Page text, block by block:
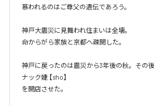
慕われるのはご尊父の遺伝であろう。
神戸大震災に見舞われ住まいは全壊。
命からがら家族と京都へ疎開した。
神戸に戻ったのは震災から3年後の秋。その
ナック婕 【sho】
を開店させた。